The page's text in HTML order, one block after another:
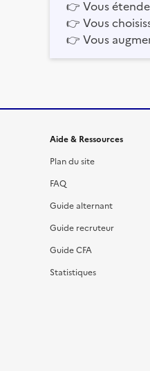
👉 Vous
👉 Vous
👉 Vous
Informations
Aide & Ressources
Plan du site
FAQ
Guide alternant
Guide recruteur
Guide CFA
Statistiques